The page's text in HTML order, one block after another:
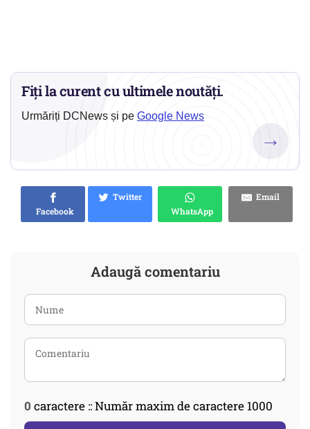
Fiți la curent cu ultimele noutăți.
Urmăriți DCNews și pe Google News
→
Facebook
Twitter
WhatsApp
Email
Adaugă comentariu
0 caractere :: Număr maxim de caractere 1000